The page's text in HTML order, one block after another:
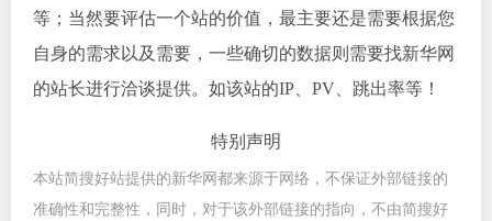
等；当然要评估一个站的价值，最主要还是需要根据您
自身的需求以及需要，一些确切的数据则需要找新华网
的站长进行洽谈提供。如该站的IP、PV、跳出率等！
特别声明
本站简搜好站提供的新华网都来源于网络，不保证外部链接的
准确性和完整性，同时，对于该外部链接的指向，不由简搜好